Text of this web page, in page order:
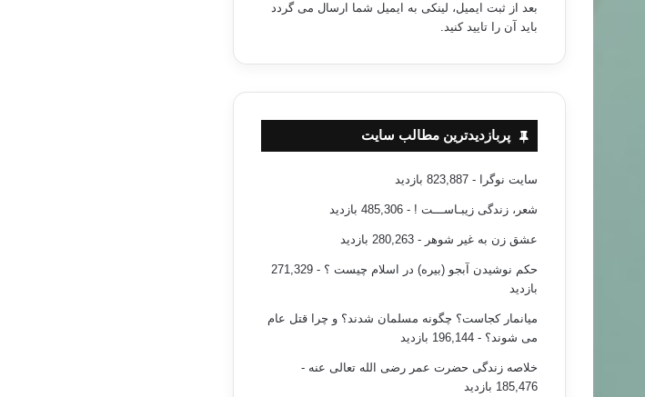
بعد از ثبت ایمیل، لینکی به ایمیل شما ارسال می گردد
باید آن را تایید کنید.
پربازدیدترین مطالب سایت
سایت نوگرا - 823,887 بازدید
شعر، زندگی زیبـاســـت ! - 485,306 بازدید
عشق زن به غیر شوهر - 280,263 بازدید
حکم نوشیدن آبجو (بیره) در اسلام چیست ؟
- 271,329
بازدید
میانمار کجاست؟ چگونه مسلمان شدند؟ و چرا قتل عام
می شوند؟ - 196,144 بازدید
خلاصه زندگی حضرت عمر رضی الله تعالی عنه -
185,476 بازدید